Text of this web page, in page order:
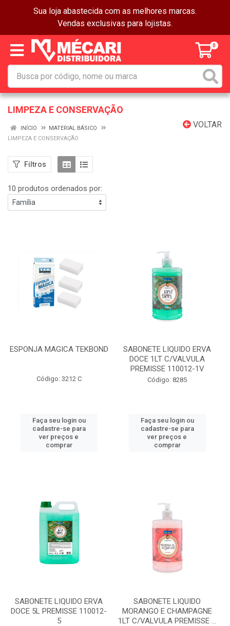
Sua loja abastecida com as melhores marcas.
Vendas exclusivas para lojistas.
0
LIMPEZA E CONSERVAÇÃO
VOLTAR
INÍCIO
MATERIAL BÁSICO
LIMPEZA E CONSERVAÇÃO
Filtros
10 produtos ordenados por:
ESPONJA MAGICA TEKBOND
Código: 3212 C
Faça seu login ou
cadastre-se para
ver preços e
comprar
SABONETE LIQUIDO ERVA
DOCE 1LT C/VALVULA
PREMISSE 110012-1V
Código: 8285
Faça seu login ou
cadastre-se para
ver preços e
comprar
SABONETE LIQUIDO ERVA
DOCE 5L PREMISSE 110012-
5
SABONETE LIQUIDO
MORANGO E CHAMPAGNE
1LT C/VALVULA PREMISSE ...